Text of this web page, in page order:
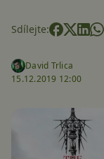
Sdílejte:
David Trlica
15.12.2019 12:00